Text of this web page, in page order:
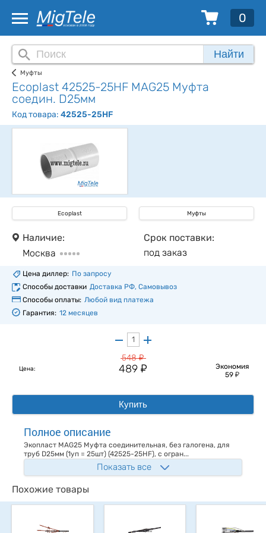
0
Найти
Муфты
Ecoplast 42525-25HF MAG25 Муфта
соедин. D25мм
Код товара: 42525-25HF
Ecoplast Муфты
Наличие:
Москва
Срок поставки:
под заказ
Цена диллер: По запросу
Способы доставки Доставка РФ, Самовывоз
Способы оплаты: Любой вид платежа
Гарантия: 12 месяцев
Цена:
548у
489у
Экономия
59у
Купить
Полное описание
Экопласт MAG25 Муфта соединительная, без галогена, для
труб D25мм (1уп = 25шт) (42525-25HF), с огран...
Показать все
Похожие товары